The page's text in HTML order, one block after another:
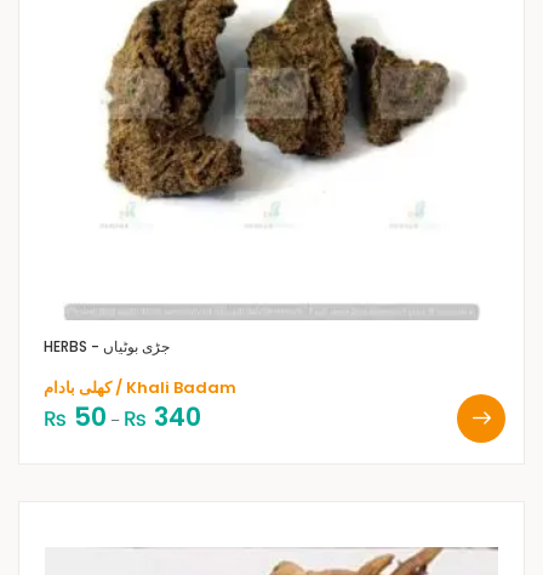
HERBS - جڑی بوٹیاں
کھلی بادام / Khali Badam
₨ 50 – ₨ 340